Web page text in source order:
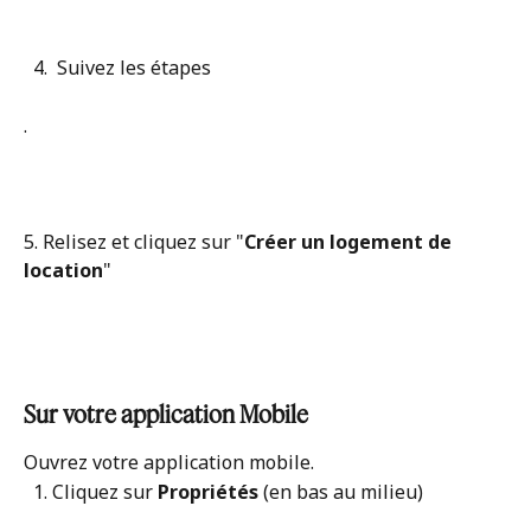
  4.  Suivez les étapes
.
5. Relisez et cliquez sur "Créer un logement de
location"
Sur votre application Mobile
Ouvrez votre application mobile.
  1. Cliquez sur
Propriétés (en bas au milieu)